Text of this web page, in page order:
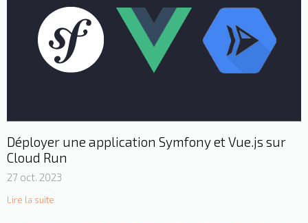
Déployer une application Symfony et Vue.js sur
Cloud Run
27 oct. 2023
Lire la suite